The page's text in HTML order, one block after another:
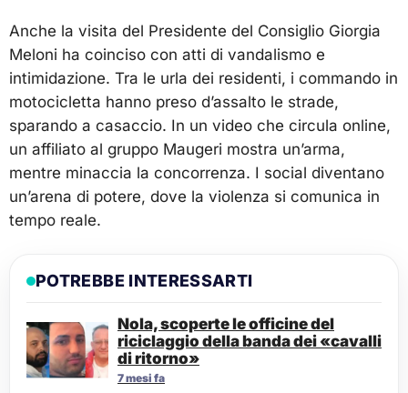
Anche la visita del Presidente del Consiglio Giorgia
Meloni ha coinciso con atti di vandalismo e
intimidazione. Tra le urla dei residenti, i commando in
motocicletta hanno preso d’assalto le strade,
sparando a casaccio. In un video che circula online,
un affiliato al gruppo Maugeri mostra un’arma,
mentre minaccia la concorrenza. I social diventano
un’arena di potere, dove la violenza si comunica in
tempo reale.
POTREBBE INTERESSARTI
Nola, scoperte le officine del
riciclaggio della banda dei «cavalli
di ritorno»
7 mesi fa